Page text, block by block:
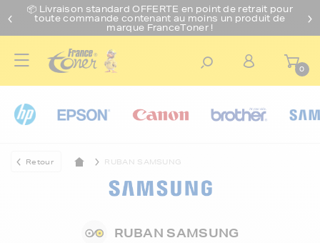
📦 Livraison standard OFFERTE en point de retrait pour
toute commande contenant au moins un produit de
marque FranceToner !
0
Retour RUBAN SAMSUNG
RUBAN SAMSUNG